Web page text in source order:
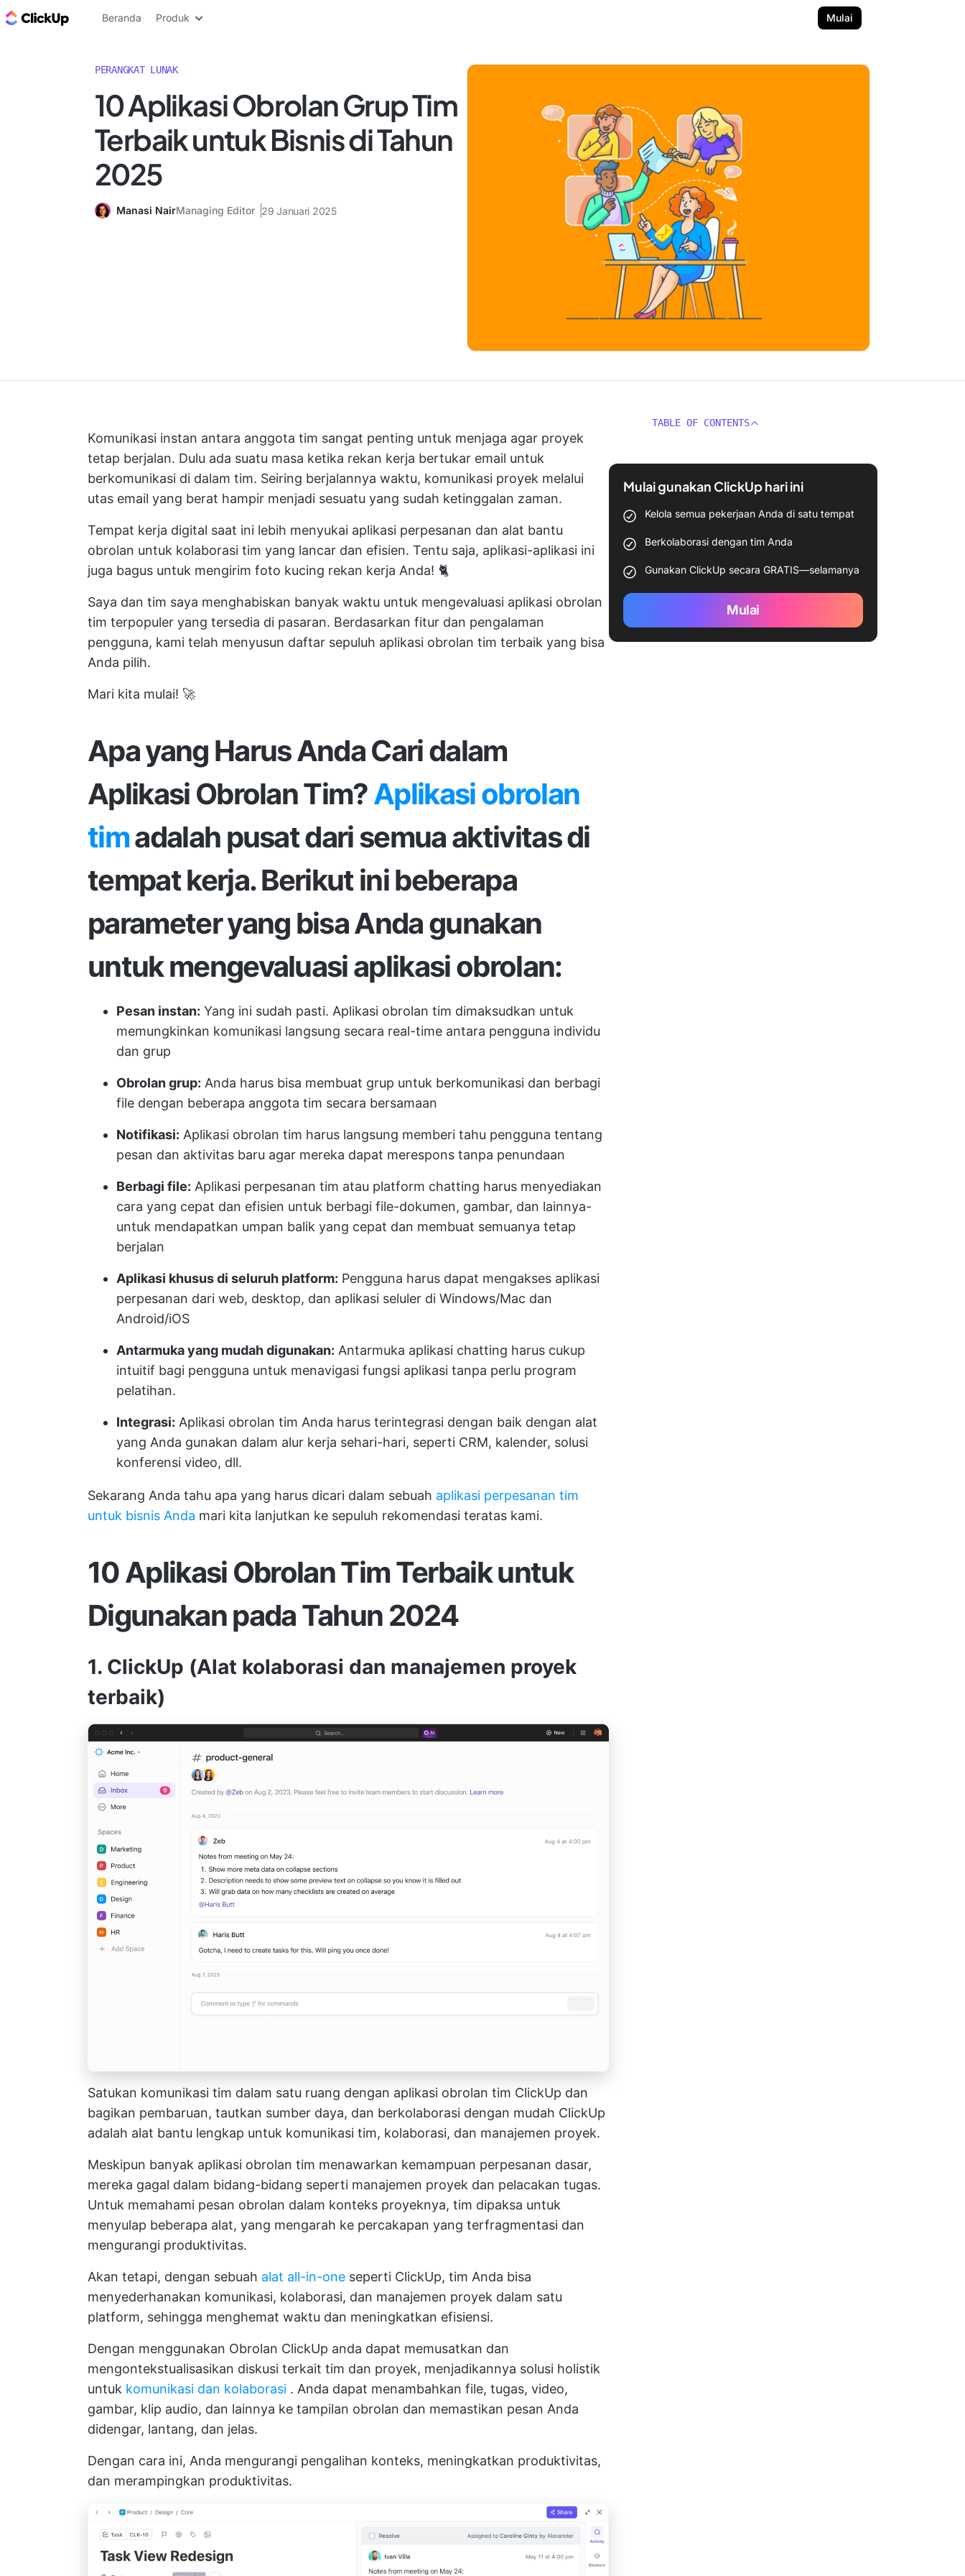
Blog ClickUp
Beranda Produk Mulai
PERANGKAT LUNAK
10 Aplikasi Obrolan Grup Tim
Terbaik untuk Bisnis di Tahun
2025
Manasi NairManaging Editor 29 Januari 2025
Komunikasi instan antara anggota tim sangat penting untuk menjaga agar proyek
tetap berjalan. Dulu ada suatu masa ketika rekan kerja bertukar email untuk
berkomunikasi di dalam tim. Seiring berjalannya waktu, komunikasi proyek melalui
utas email yang berat hampir menjadi sesuatu yang sudah ketinggalan zaman.
Tempat kerja digital saat ini lebih menyukai aplikasi perpesanan dan alat bantu
obrolan untuk kolaborasi tim yang lancar dan efisien. Tentu saja, aplikasi-aplikasi ini
juga bagus untuk mengirim foto kucing rekan kerja Anda! 🐈
Saya dan tim saya menghabiskan banyak waktu untuk mengevaluasi aplikasi obrolan
tim terpopuler yang tersedia di pasaran. Berdasarkan fitur dan pengalaman
pengguna, kami telah menyusun daftar sepuluh aplikasi obrolan tim terbaik yang bisa
Anda pilih.
Mari kita mulai! 🚀
Apa yang Harus Anda Cari dalam
Aplikasi Obrolan Tim?Aplikasi obrolan
timadalah pusat dari semua aktivitas di
tempat kerja. Berikut ini beberapa
parameter yang bisa Anda gunakan
untuk mengevaluasi aplikasi obrolan:
Pesan instan: Yang ini sudah pasti. Aplikasi obrolan tim dimaksudkan untuk
memungkinkan komunikasi langsung secara real-time antara pengguna individu
dan grup
Obrolan grup: Anda harus bisa membuat grup untuk berkomunikasi dan berbagi
file dengan beberapa anggota tim secara bersamaan
Notifikasi: Aplikasi obrolan tim harus langsung memberi tahu pengguna tentang
pesan dan aktivitas baru agar mereka dapat merespons tanpa penundaan
Berbagi file: Aplikasi perpesanan tim atau platform chatting harus menyediakan
cara yang cepat dan efisien untuk berbagi file-dokumen, gambar, dan lainnya-
untuk mendapatkan umpan balik yang cepat dan membuat semuanya tetap
berjalan
Aplikasi khusus di seluruh platform: Pengguna harus dapat mengakses aplikasi
perpesanan dari web, desktop, dan aplikasi seluler di Windows/Mac dan
Android/iOS
Antarmuka yang mudah digunakan: Antarmuka aplikasi chatting harus cukup
intuitif bagi pengguna untuk menavigasi fungsi aplikasi tanpa perlu program
pelatihan.
Integrasi: Aplikasi obrolan tim Anda harus terintegrasi dengan baik dengan alat
yang Anda gunakan dalam alur kerja sehari-hari, seperti CRM, kalender, solusi
konferensi video, dll.
Sekarang Anda tahu apa yang harus dicari dalam sebuah aplikasi perpesanan tim
untuk bisnis Anda mari kita lanjutkan ke sepuluh rekomendasi teratas kami.
10 Aplikasi Obrolan Tim Terbaik untuk
Digunakan pada Tahun 2024
1. ClickUp (Alat kolaborasi dan manajemen proyek
terbaik)
Satukan komunikasi tim dalam satu ruang dengan aplikasi obrolan tim ClickUp dan
bagikan pembaruan, tautkan sumber daya, dan berkolaborasi dengan mudah ClickUp
adalah alat bantu lengkap untuk komunikasi tim, kolaborasi, dan manajemen proyek.
Meskipun banyak aplikasi obrolan tim menawarkan kemampuan perpesanan dasar,
mereka gagal dalam bidang-bidang seperti manajemen proyek dan pelacakan tugas.
Untuk memahami pesan obrolan dalam konteks proyeknya, tim dipaksa untuk
menyulap beberapa alat, yang mengarah ke percakapan yang terfragmentasi dan
mengurangi produktivitas.
Akan tetapi, dengan sebuah alat all-in-one seperti ClickUp, tim Anda bisa
menyederhanakan komunikasi, kolaborasi, dan manajemen proyek dalam satu
platform, sehingga menghemat waktu dan meningkatkan efisiensi.
Dengan menggunakan Obrolan ClickUp anda dapat memusatkan dan
mengontekstualisasikan diskusi terkait tim dan proyek, menjadikannya solusi holistik
untuk komunikasi dan kolaborasi . Anda dapat menambahkan file, tugas, video,
gambar, klip audio, dan lainnya ke tampilan obrolan dan memastikan pesan Anda
didengar, lantang, dan jelas.
Dengan cara ini, Anda mengurangi pengalihan konteks, meningkatkan produktivitas,
dan merampingkan produktivitas.
TABLE OF CONTENTS
Mulai gunakan ClickUp hari ini
Kelola semua pekerjaan Anda di satu tempat
Berkolaborasi dengan tim Anda
Gunakan ClickUp secara GRATIS—selamanya
Mulai